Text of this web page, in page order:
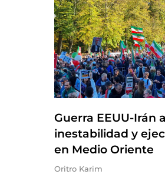
Guerra EEUU-Irán
inestabilidad y
en Medio Oriente
Oritro Karim